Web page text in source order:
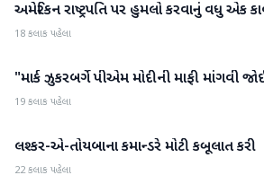
આંતરરાષ્ટ્રીય
અમેરિકન રાષ્ટ્રપતિ પર હુમલો કરવાનું વધુ એક
18 કલાક પહેલા
આંતરરાષ્ટ્રીય
"માર્ક ઝુકરબર્ગે પીએમ મોદીની માફી માંગવી
19 કલાક પહેલા
આંતરરાષ્ટ્રીય
લશ્કર-એ-તોયબાના કમાન્ડરે મોટી કબૂલાત કરી
22 કલાક પહેલા